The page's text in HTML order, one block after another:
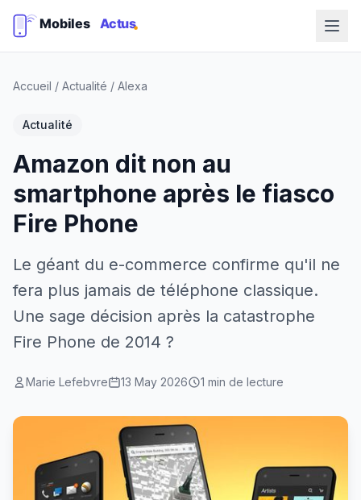
Accueil / Actualité / Alexa
Actualité
Amazon dit non au
smartphone après le fiasco
Fire Phone
Le géant du e-commerce confirme qu'il ne
fera plus jamais de téléphone classique.
Une sage décision après la catastrophe
Fire Phone de 2014 ?
Marie Lefebvre 13 May 2026 1 min de lecture